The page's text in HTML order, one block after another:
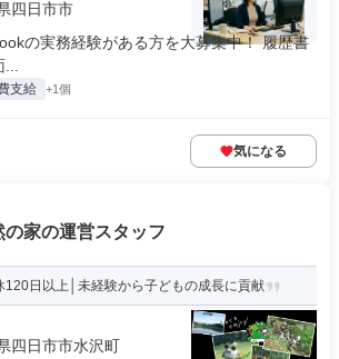
四日市市
の実務経験がある方を大募集中！ 履歴書
支給 +1個
気になる
の家の運営スタッフ
120日以上│未経験から子どもの成長に貢献
四日市市水沢町